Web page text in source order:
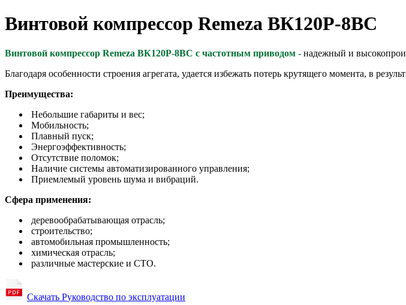
Винтовой компрессор Remeza ВК120Р-8ВС
Винтовой компрессор Remeza ВК120Р-8ВС с частотным приводом - надежный и
Благодаря особенности строения агрегата, удается избежать потерь крутящего момента, в
Преимущества:
Небольшие габариты и вес;
Мобильность;
Плавный пуск;
Энергоэффективность;
Отсутствие поломок;
Наличие системы автоматизированного управления;
Приемлемый уровень шума и вибраций.
Сфера применения:
деревообрабатывающая отрасль;
строительство;
автомобильная промышленность;
химическая отрасль;
различные мастерские и СТО.
Скачать Руководство по эксплуатации